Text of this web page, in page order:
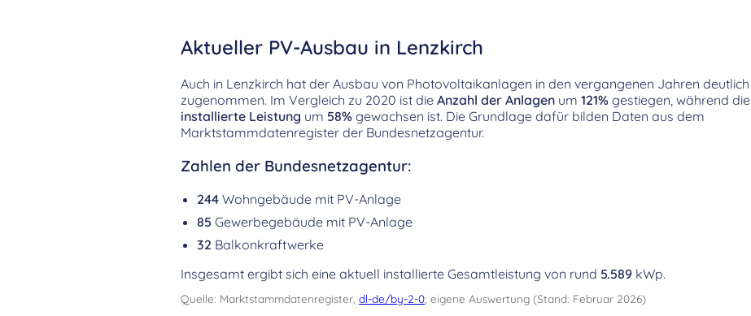
Aktueller PV-Ausbau in Lenzkirch
Auch in Lenzkirch hat der Ausbau von Photovoltaikanlagen in den vergangenen Jahren deutlich
zugenommen. Im Vergleich zu 2020 ist die Anzahl der Anlagen um 121% gestiegen, während die
installierte Leistung um 58% gewachsen ist. Die Grundlage dafür bilden Daten aus dem
Marktstammdatenregister der Bundesnetzagentur.
Zahlen der Bundesnetzagentur:
244 Wohngebäude mit PV-Anlage
85 Gewerbegebäude mit PV-Anlage
32 Balkonkraftwerke
Insgesamt ergibt sich eine aktuell installierte Gesamtleistung von rund 5.589 kWp.
Quelle: Marktstammdatenregister, dl-de/by-2-0; eigene Auswertung (Stand: Februar 2026)